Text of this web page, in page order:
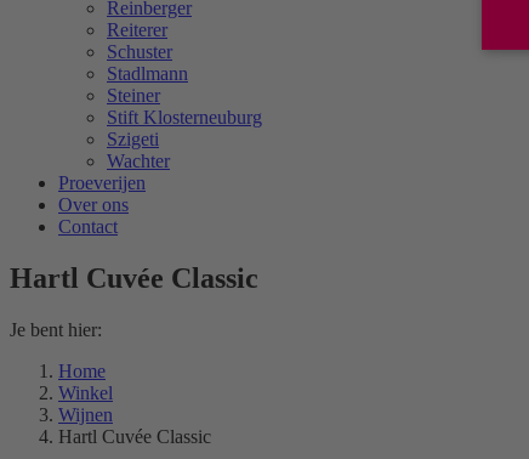
Reinberger
Reiterer
Schuster
Stadlmann
Steiner
Stift Klosterneuburg
Szigeti
Wachter
Proeverijen
Over ons
Contact
Hartl Cuvée Classic
Je bent hier:
Home
Winkel
Wijnen
Hartl Cuvée Classic